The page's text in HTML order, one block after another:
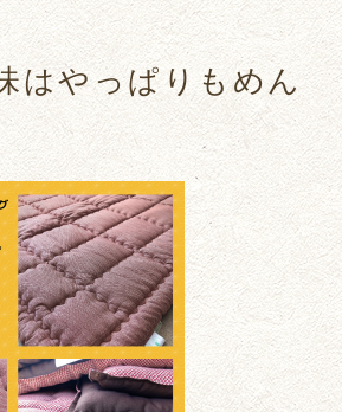
はやっぱりもめん